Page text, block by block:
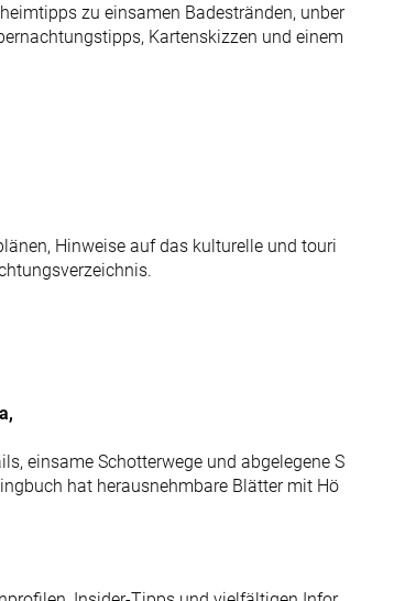
zu einsamen Badestränden, unber
Kartenskizzen und einem
Hinweise auf das kulturelle und touri
einsame Schotterwege und abgelegene S
hat herausnehmbare Blätter mit Hö